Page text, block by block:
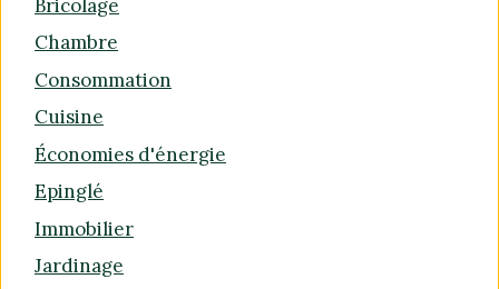
Bricolage
Chambre
Consommation
Cuisine
Économies d'énergie
Epinglé
Immobilier
Jardinage